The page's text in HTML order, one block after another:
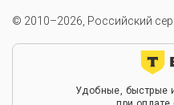
© 2010–2026, Российский
Удобные, быстрые